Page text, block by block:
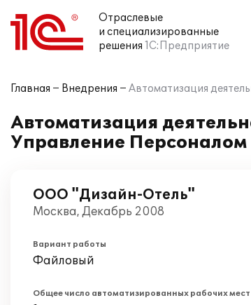
Отраслевые
и специализированные
решения 1С:Предприятие
Главная Внедрения Автоматизация
Автоматизация
Управление Персоналом
ООО "Дизайн-Отель"
Москва, Декабрь 2008
Вариант работы
Файловый
Общее число автоматизированных рабочих мест